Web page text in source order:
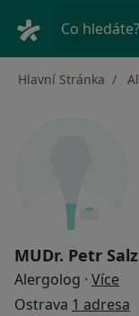
Co hledáte?
Hlavní Stránka
MUDr. Petr
Alergolog · Více
Ostrava 1 adresa